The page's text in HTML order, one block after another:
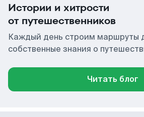
Истории и хитрости
от путешественников
Каждый день строим маршруты
собственные знания о
Читать блог